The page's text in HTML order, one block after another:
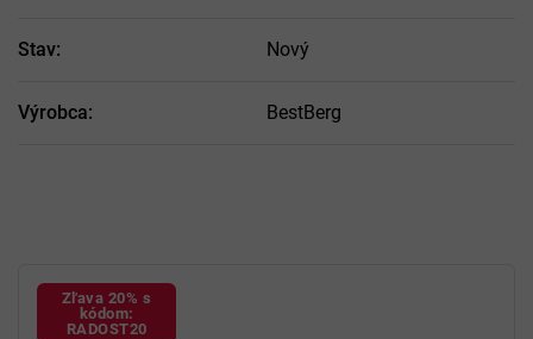
Stav: Nový
Výrobca: BestBerg
Zľava 20% s
kódom:
RADOST20